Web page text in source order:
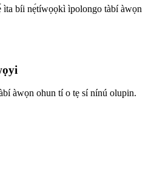
ìta bíi nẹ́tíwọọkì ìpolongo tàbí àwọn
àwọn ohun tí o tẹ sí nínú olupin.